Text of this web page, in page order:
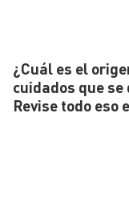
¿Cuál es el
cuidados que se
Revise todo eso